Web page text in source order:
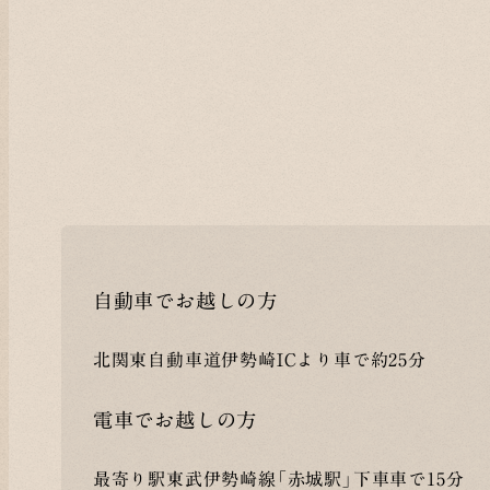
自動車でお越しの方
北関東自動車道伊勢崎ICより車で約25分
電車でお越しの方
最寄り駅東武伊勢崎線「赤城駅」下車車で15分